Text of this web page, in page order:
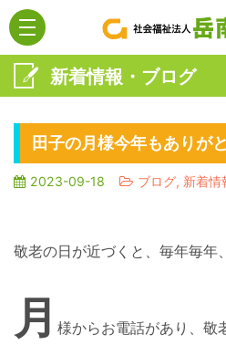
新着情報・ブログ
田子の月様今年もありが
2023-09-18 ブログ, 新着情
敬老の日が近づくと、毎年毎年、
月 様からお電話があり、敬